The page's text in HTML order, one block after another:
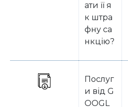
ати її я
к штра
фну са
нкцію?
Послуг
и від G
OOGL